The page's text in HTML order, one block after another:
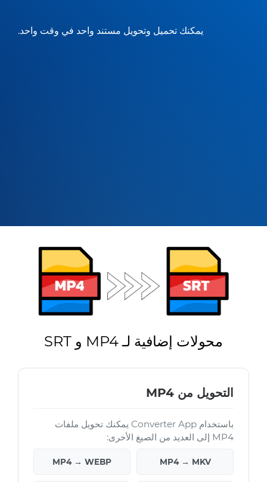
يمكنك تحميل وتحويل مستند واحد في وقت واحد.
محولات إضافية لـ MP4 و SRT
التحويل من MP4
باستخدام Converter App يمكنك تحويل ملفات
MP4 إلى العديد من الصيغ الأخرى:
MP4 → MKV
MP4 → WEBP